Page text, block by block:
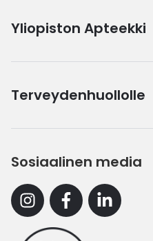
Yliopiston Apteekki
Terveydenhuollolle
Sosiaalinen media
InstagramFacebookLinkedin